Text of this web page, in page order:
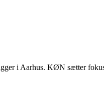
i Aarhus. KØN sætter